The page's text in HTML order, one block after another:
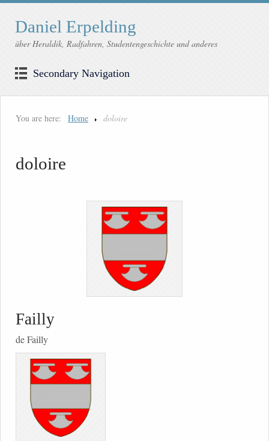
Daniel Erpelding
über Heraldik, Radfahren, Studentengeschichte und anderes
Secondary Navigation
You are here: Home doloire
doloire
Failly
de Failly